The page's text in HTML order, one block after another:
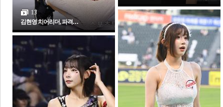
13
김현영 치어리더, 파격…